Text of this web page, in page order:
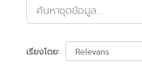
เรียงโดย